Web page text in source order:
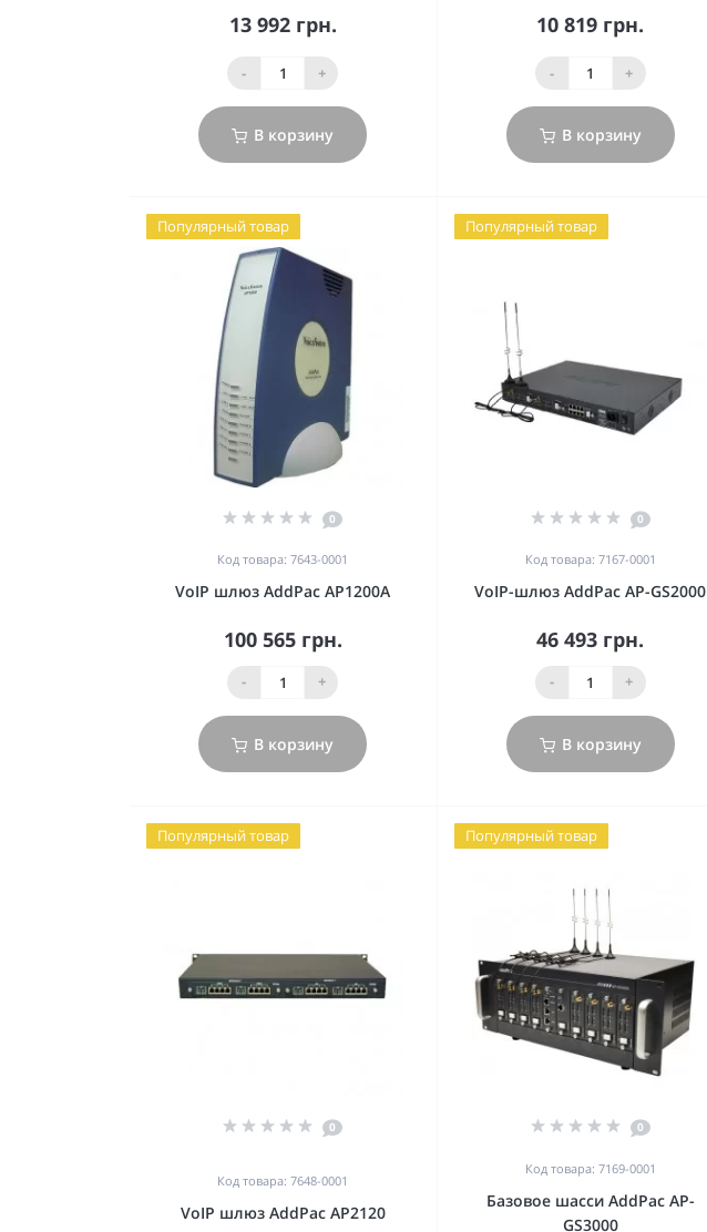
13 992 грн.
- +
В корзину
10 819 грн.
- +
В корзину
Популярный товар
0
Код товара: 7643-0001
VoIP шлюз AddPac AP1200A
100 565 грн.
- +
В корзину
Популярный товар
0
Код товара: 7167-0001
VoIP-шлюз AddPac AP-GS2000
46 493 грн.
- +
В корзину
Популярный товар
0
Код товара: 7648-0001
VoIP шлюз AddPac AP2120
Популярный товар
0
Код товара: 7169-0001
Базовое шасси AddPac AP-
GS3000